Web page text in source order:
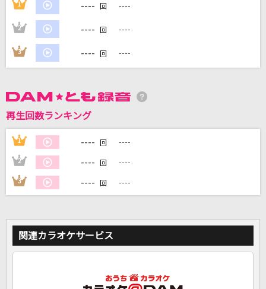
カラオケ最新情報をチェック！
1 ---- 回 ----
2 ---- 回 ----
3 ---- 回 ----
再生回数ランキング
1 ---- 回 ----
2 ---- 回 ----
3 ---- 回 ----
関連カラオケサービス